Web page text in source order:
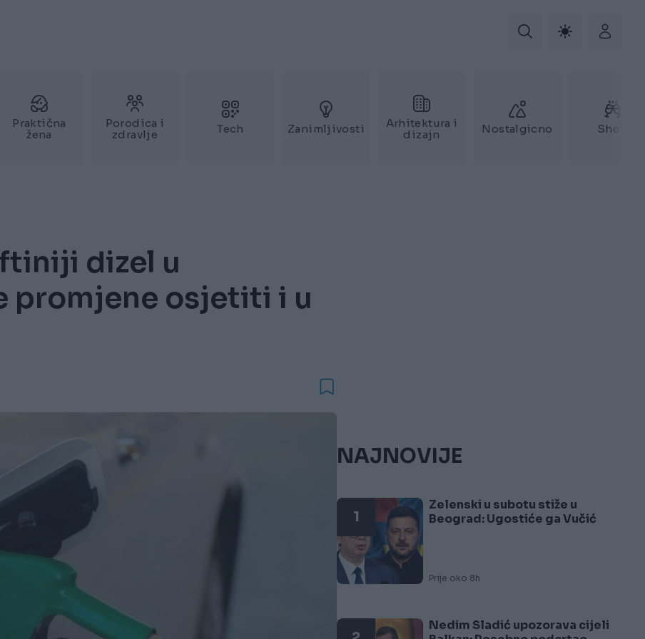
Praktična
žena
Porodica i
zdravlje
Tech Zanimljivosti
Arhitektura i
dizajn
Nostalgicno Show
dizel u
promjene osjetiti i u
NAJNOVIJE
1
Zelenski u subotu stiže u
Beograd: Ugostiće ga Vučić
Prije oko 8h
Nedim Sladić upozorava cijeli